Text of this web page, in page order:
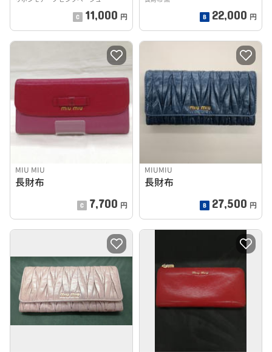
11,000 円 22,000 円
MIU MIU
長財布
7,700 円
MIUMIU
長財布
27,500 円